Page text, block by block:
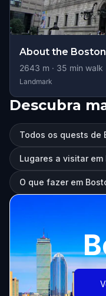
About the
2643 m · 35 min walk
Landmark
Descubra
Todos os quests de
Lugares a visitar em
O que fazer em